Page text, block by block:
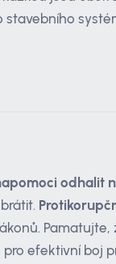
stavebního
odhalit
Pamatujte,
efektivní boj